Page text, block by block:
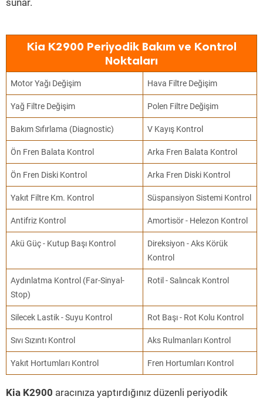
sunar.
Kia K2900 Periyodik Bakım ve Kontrol
Noktaları
Motor Yağı Değişim Hava Filtre Değişim
Yağ Filtre Değişim Polen Filtre Değişim
Bakım Sıfırlama (Diagnostic) V Kayış Kontrol
Ön Fren Balata Kontrol Arka Fren Balata Kontrol
Ön Fren Diski Kontrol Arka Fren Diski Kontrol
Yakıt Filtre Km. Kontrol Süspansiyon Sistemi Kontrol
Antifriz Kontrol Amortisör - Helezon Kontrol
Akü Güç - Kutup Başı Kontrol
Direksiyon - Aks Körük
Kontrol
Aydınlatma Kontrol (Far-Sinyal-
Stop)
Rotil - Salıncak Kontrol
Silecek Lastik - Suyu Kontrol Rot Başı - Rot Kolu Kontrol
Sıvı Sızıntı Kontrol Aks Rulmanları Kontrol
Yakıt Hortumları Kontrol Fren Hortumları Kontrol
Kia K2900 aracınıza yaptırdığınız düzenli periyodik